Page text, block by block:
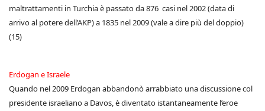
maltrattamenti in Turchia è passato da 876 casi nel 2002 (data di
arrivo al potere dell’AKP) a 1835 nel 2009 (vale a dire più del doppio)
(15)
Erdogan e Israele
Quando nel 2009 Erdogan abbandonò arrabbiato una discussione col
presidente israeliano a Davos, è diventato istantaneamente l’eroe